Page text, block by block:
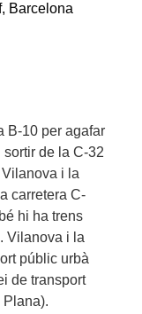
Barcelona
B-10 per agafar
sortir de la C-32
i la
carretera C-
hi ha trens
Vilanova i la
públic urbà
de transport
Plana).